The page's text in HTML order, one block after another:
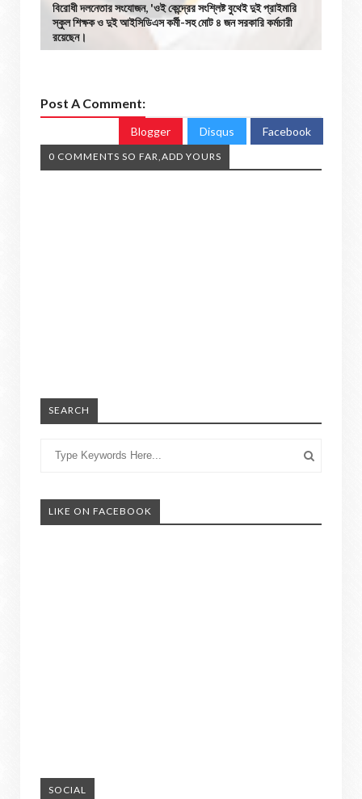
বিরোধী দলনেতার সংযোজন, 'ওই কেন্দ্রের সংশ্লিষ্ট বুথেই দুই প্রাইমারি
স্কুল শিক্ষক ও দুই আইসিডিএস কর্মী-সহ মোট ৪ জন সরকারি কর্মচারী
রয়েছেন।
Post A Comment:
Blogger Disqus Facebook
0 COMMENTS SO FAR,ADD YOURS
SEARCH
LIKE ON FACEBOOK
SOCIAL